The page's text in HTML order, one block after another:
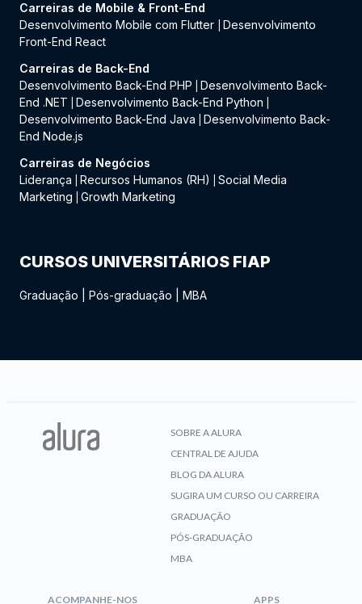
Carreiras de Mobile & Front-End
Desenvolvimento Mobile com Flutter
Desenvolvimento
Front-End React
Carreiras de Back-End
Desenvolvimento Back-End PHP
Desenvolvimento Back-
End .NET
Desenvolvimento Back-End Python
Desenvolvimento Back-End Java
Desenvolvimento Back-
End Node.js
Carreiras de Negócios
Liderança
Recursos Humanos (RH)
Social Media
Marketing
Growth Marketing
CURSOS UNIVERSITÁRIOS FIAP
Graduação Pós-graduação MBA
SOBRE A ALURA
CENTRAL DE AJUDA
BLOG DA ALURA
SUGIRA UM CURSO OU CARREIRA
GRADUAÇÃO
PÓS-GRADUAÇÃO
MBA
ACOMPANHE-NOS APPS